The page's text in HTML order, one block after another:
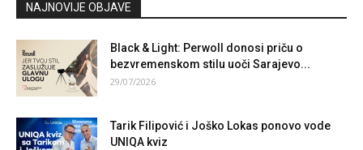
NAJNOVIJE OBJAVE
Black & Light: Perwoll donosi priču o
bezvremenskom stilu uoči Sarajevo...
29/07/2026
Tarik Filipović i Joško Lokas ponovo vode
UNIQA kviz